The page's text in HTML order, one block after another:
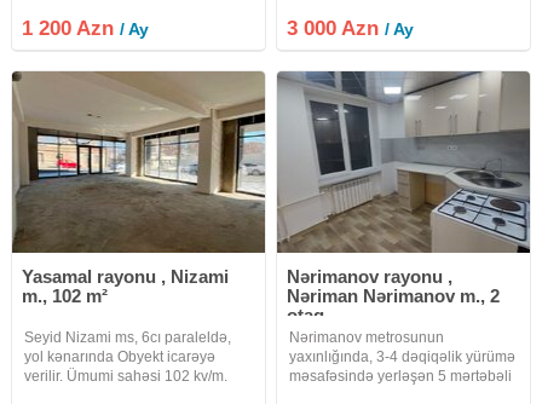
Hündürlük: 4 metr Depo, anbar,
material və məhsul saxlamaq
1 200 Azn/ Ay
icareye verilir obyekt obyekt
evveller sirniyyat evi kimi fealiyyet
3 000 Azn/ Ay
Yasamal rayonu , Nizami
m., 102 m²
Seyid Nizami ms, 6cı paraleldə,
yol kənarında Obyekt icarəyə
verilir. Ümumi sahəsi 102 kv/m.
Nərimanov rayonu ,
Nəriman Nərimanov m., 2
otaq
Nərimanov metrosunun
yaxınlığında, 3-4 dəqiqəlik yürümə
məsafəsində yerləşən 5 mərtəbəli